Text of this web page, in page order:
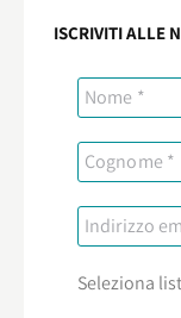
ISCRIVITI ALLE
Seleziona